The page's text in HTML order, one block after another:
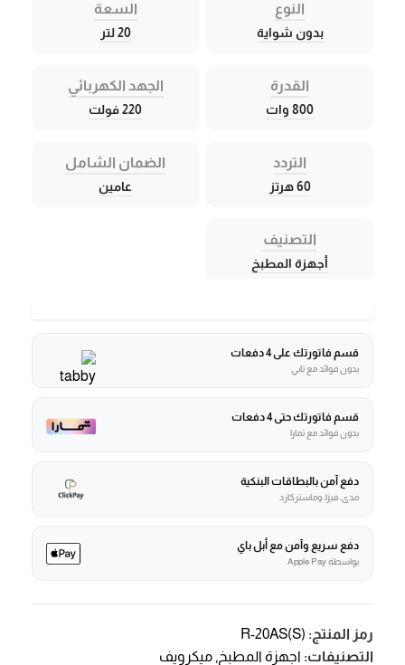
النوع
بدون شواية
السعة
20 لتر
القدرة
800 وات
الجهد الكهربائي
220 فولت
التردد
60 هرتز
الضمان الشامل
عامين
التصنيف
أجهزة المطبخ
قسم فاتورتك على 4 دفعات
بدون فوائد مع تابي
قسم فاتورتك حتى 4 دفعات
بدون فوائد مع تمارا
دفع آمن بالبطاقات البنكية
مدى، فيزا، وماستركارد
دفع سريع وآمن مع أبل باي
بواسطة Apple Pay
رمز المنتج: R-20AS(S)
التصنيفات: اجهزة المطبخ , ميكرويف